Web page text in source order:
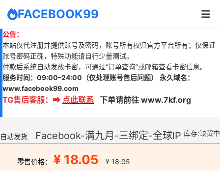
FACEBOOK99
公告：
本站仅代注册并提供账号及密码，账号所有权归官方平台所有；仅保证
账号密码正确，特殊功能请自行少量测试。
付款后系统自动发放卡密，可通过“订单查询”或邮箱查看卡密信息。
服务时间： 09:00–24:00 （仅处理账号售后问题）
永久域名：
www.facebook99.com
TG售后客服： ➡ 点此联系 下单请前往 www.7kf.org
自动发货 Facebook-满九月-三绑定-全球IP 库存:缺货中
零售价格： ¥ 18.05 ¥ 18.05